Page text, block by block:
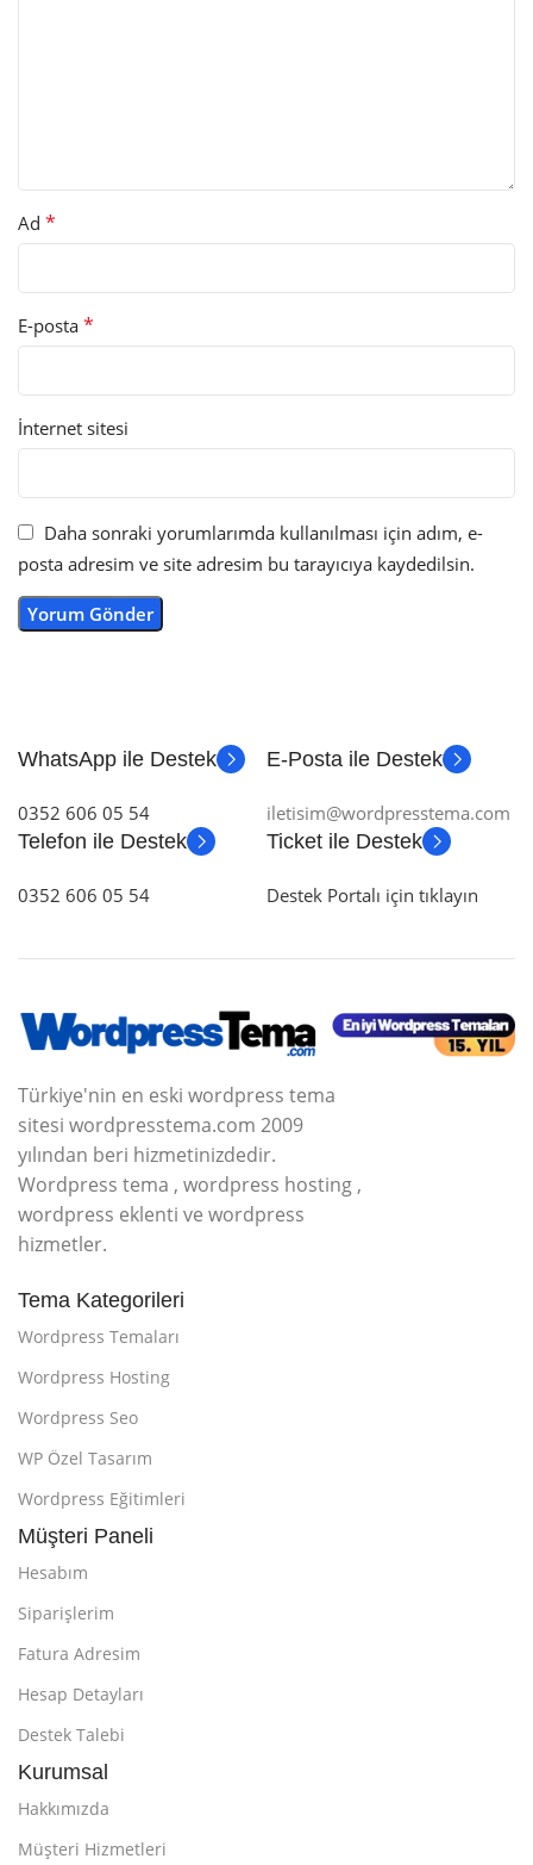
Ad *
E-posta *
İnternet sitesi
Daha sonraki yorumlarımda kullanılması için adım, e-
posta adresim ve site adresim bu tarayıcıya kaydedilsin.
WhatsApp ile Destek
0352 606 05 54
E-Posta ile Destek
iletisim@wordpresstema.com
Telefon ile Destek
0352 606 05 54
Ticket ile Destek
Destek Portalı için tıklayın
Türkiye'nin en eski wordpress tema
sitesi wordpresstema.com 2009
yılından beri hizmetinizdedir.
Wordpress tema , wordpress hosting ,
wordpress eklenti ve wordpress
hizmetler.
Tema Kategorileri
Wordpress Temaları
Wordpress Hosting
Wordpress Seo
WP Özel Tasarım
Wordpress Eğitimleri
Müşteri Paneli
Hesabım
Siparişlerim
Fatura Adresim
Hesap Detayları
Destek Talebi
Kurumsal
Hakkımızda
Müşteri Hizmetleri